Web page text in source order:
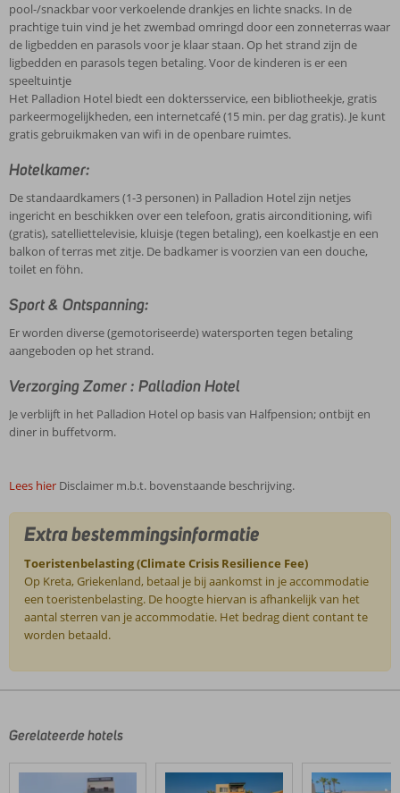
pool-/snackbar voor verkoelende drankjes en lichte snacks. In de
prachtige tuin vind je het zwembad omringd door een zonneterras waar
de ligbedden en parasols voor je klaar staan. Op het strand zijn de
ligbedden en parasols tegen betaling. Voor de kinderen is er een
speeltuintje
Het Palladion Hotel biedt een doktersservice, een bibliotheekje, gratis
parkeermogelijkheden, een internetcafé (15 min. per dag gratis). Je kunt
gratis gebruikmaken van wifi in de openbare ruimtes.
Hotelkamer:
De standaardkamers (1-3 personen) in Palladion Hotel zijn netjes
ingericht en beschikken over een telefoon, gratis airconditioning, wifi
(gratis), satelliettelevisie, kluisje (tegen betaling), een koelkastje en een
balkon of terras met zitje. De badkamer is voorzien van een douche,
toilet en föhn.
Sport & Ontspanning:
Er worden diverse (gemotoriseerde) watersporten tegen betaling
aangeboden op het strand.
Verzorging Zomer : Palladion Hotel
Je verblijft in het Palladion Hotel op basis van Halfpension; ontbijt en
diner in buffetvorm.
Lees hier Disclaimer m.b.t. bovenstaande beschrijving.
Extra bestemmingsinformatie
Toeristenbelasting (Climate Crisis Resilience Fee)
Op Kreta, Griekenland, betaal je bij aankomst in je accommodatie
een toeristenbelasting. De hoogte hiervan is afhankelijk van het
aantal sterren van je accommodatie. Het bedrag dient contant te
worden betaald.
door
klanten
Gerelateerde hotels